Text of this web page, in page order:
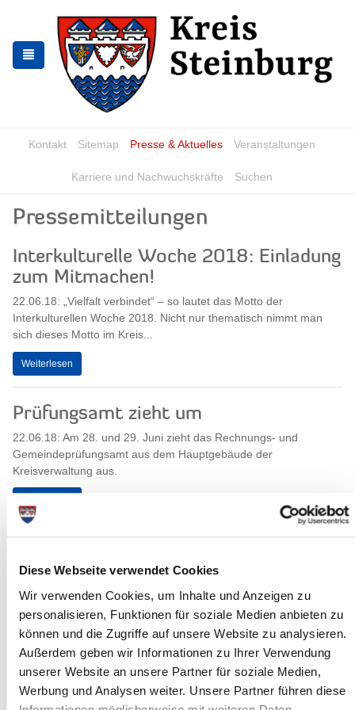
Diese Webseite verwendet Cookies
Wir verwenden Cookies, um Inhalte und Anzeigen zu
personalisieren, Funktionen für soziale Medien anbieten zu
können und die Zugriffe auf unsere Website zu analysieren.
Außerdem geben wir Informationen zu Ihrer Verwendung
unserer Website an unsere Partner für soziale Medien,
Werbung und Analysen weiter. Unsere Partner führen diese
springen
springen
Kontakt Sitemap Presse & Aktuelles Veranstaltungen
Karriere und Nachwuchskräfte Suchen
Pressemitteilungen
Interkulturelle Woche 2018: Einladung
zum Mitmachen!
22.06.18: „Vielfalt verbindet“ – so lautet das Motto der
Interkulturellen Woche 2018. Nicht nur thematisch nimmt man
sich dieses Motto im Kreis...
Weiterlesen
Prüfungsamt zieht um
22.06.18: Am 28. und 29. Juni zieht das Rechnungs- und
Gemeindeprüfungsamt aus dem Hauptgebäude der
Kreisverwaltung aus.
21.06.18: Die grundsätzlich an jedem ersten Dienstag im Monat
angebotene Impfsprechstunde des Kreisgesundheitsamtes fällt
Weiterlesen